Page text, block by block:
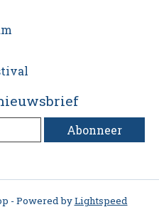
Abonneer
- Powered byLightspeed